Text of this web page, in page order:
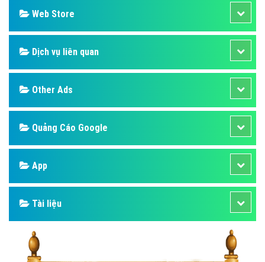
Web Store
Dịch vụ liên quan
Other Ads
Quảng Cáo Google
App
Tài liệu